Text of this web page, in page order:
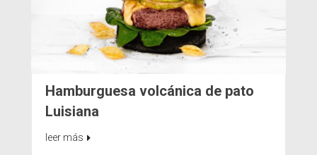
Hamburguesa volcánica de pato
Luisiana
leer más